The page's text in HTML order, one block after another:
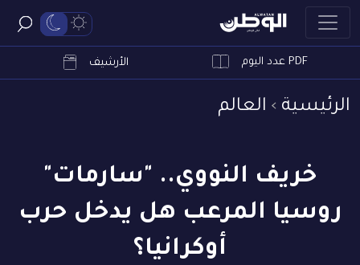
PDF عدد اليوم الأرشيف
الرئيسية العالم
خريف النووي.. "سارمات"
روسيا المرعب هل يدخل حرب
أوكرانيا؟